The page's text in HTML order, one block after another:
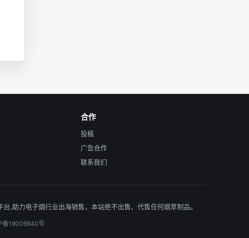
合作
投稿
广告合作
联系我们
,助力电子烟行业出海销售，本站绝不出售、代售任何烟草制品。
备19006840号